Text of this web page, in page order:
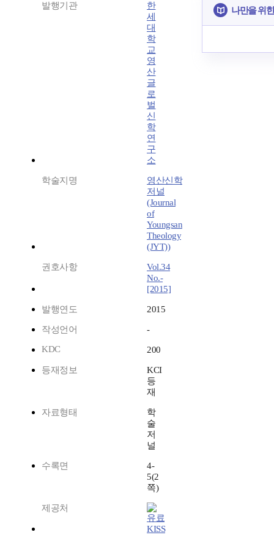
발행기관
한
세
대
학
교
영
산
글
로
벌
신
학
연
구
소
학술지명
영산신학
저널
(Journal
of
Youngsan
Theology
(JYT))
권호사항
Vol.34
No.-
[2015]
발행연도 2015
작성언어
-
KDC
200
등재정보
KCI
등
재
자료형태
학
술
저
널
수록면
4-
5(2
쪽)
제공처
KISS
나만을 위